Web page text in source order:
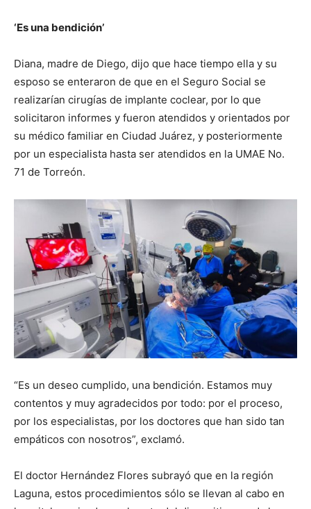
‘Es una bendición’
Diana, madre de Diego, dijo que hace tiempo ella y su
esposo se enteraron de que en el Seguro Social se
realizarían cirugías de implante coclear, por lo que
solicitaron informes y fueron atendidos y orientados por
su médico familiar en Ciudad Juárez, y posteriormente
por un especialista hasta ser atendidos en la UMAE No.
71 de Torreón.
“Es un deseo cumplido, una bendición. Estamos muy
contentos y muy agradecidos por todo: por el proceso,
por los especialistas, por los doctores que han sido tan
empáticos con nosotros”, exclamó.
El doctor Hernández Flores subrayó que en la región
Laguna, estos procedimientos sólo se llevan al cabo en